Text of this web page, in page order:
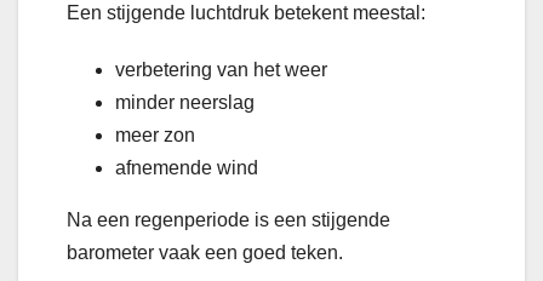
Een stijgende luchtdruk betekent meestal:
verbetering van het weer
minder neerslag
meer zon
afnemende wind
Na een regenperiode is een stijgende
barometer vaak een goed teken.